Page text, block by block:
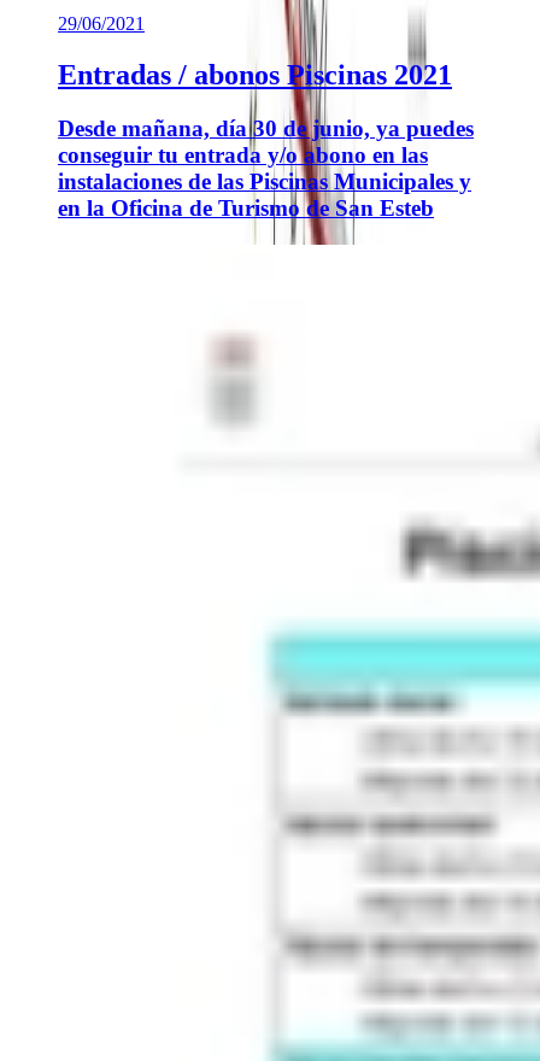
29/06/2021
Entradas / abonos Piscinas 2021
Desde mañana, día 30 de junio, ya puedes
conseguir tu entrada y/o abono en las
instalaciones de las Piscinas Municipales y
en la Oficina de Turismo de San Esteb